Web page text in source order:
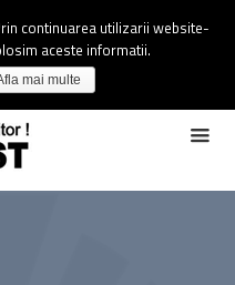
continuarea utilizarii website-
aceste informatii.
mai multe